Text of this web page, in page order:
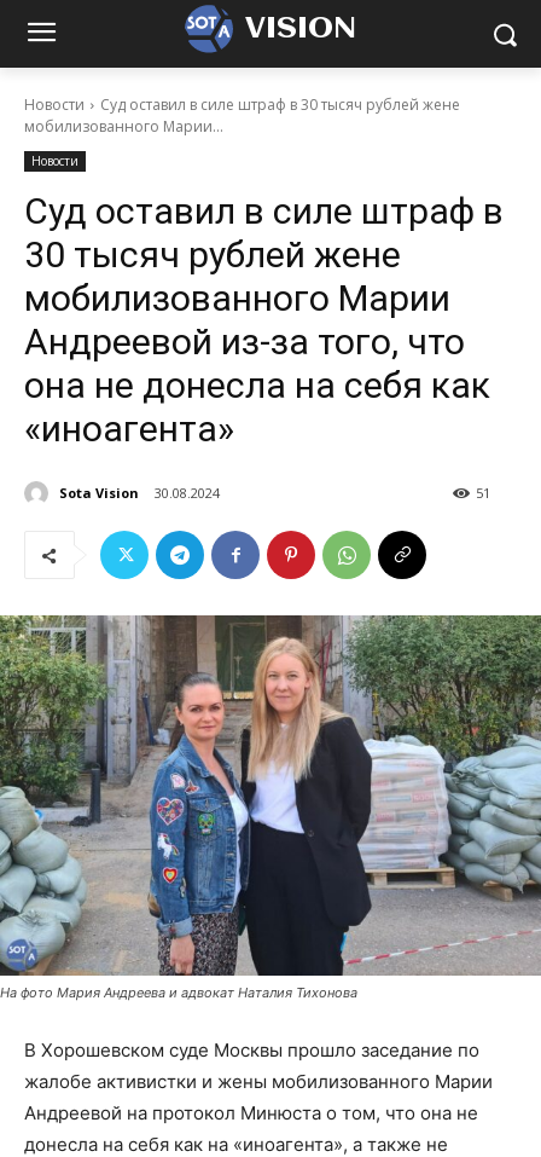
VISION
Новости
Суд оставил в силе штраф в 30 тысяч рублей жене
мобилизованного Марии...
Новости
Суд оставил в силе штраф в
30 тысяч рублей жене
мобилизованного Марии
Андреевой из-за того, что
она не донесла на себя как
«иноагента»
Sota Vision 30.08.2024 51
На фото Мария Андреева и адвокат Наталия Тихонова
В Хорошевском суде Москвы прошло заседание по
жалобе активистки и жены мобилизованного Марии
Андреевой на протокол Минюста о том, что она не
донесла на себя как на «иноагента», а также не